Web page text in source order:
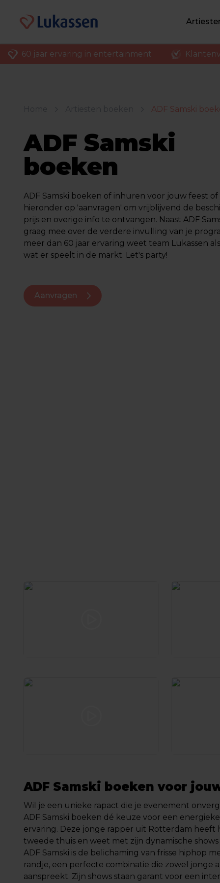
60 jaar ervaring in entertainment
ADF Samski
ADF Samski
boeken
ADF Samski boeken of inhuren voor jouw feest of
hieronder op 'aanvragen' om vrijblijvend de
prijs en overige info te ontvangen. Naast ADF
graag mee over de verdere invulling van je
meer dan 60 jaar ervaring weet team Lukassen
wat er speelt in de markt. Let's party!
Aanvragen
ADF Samski boeken voor
Wil je een unieke rapact die je evenement
ADF Samski boeken dé keuze voor een
ervaring. Deze jonge rapper uit Rotterdam heeft
tweede thuis en weet met zijn dynamische
ADF Samski is de belichaming van frisse hiphop
randje, een perfecte combinatie die zowel jonge
aanspreekt. Zijn shows staan garant voor een